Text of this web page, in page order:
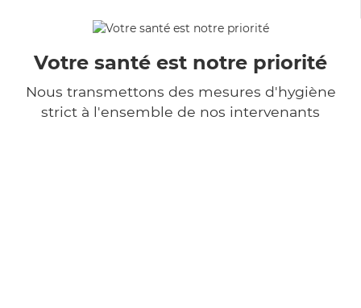
Votre santé est notre priorité
Nous transmettons des mesures d'hygiène
strict à l'ensemble de nos intervenants